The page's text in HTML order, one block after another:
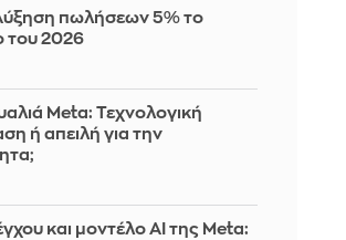
πωλήσεων 5% το
του 2026
Meta: Τεχνολογική
ή απειλή για την
και μοντέλο AI της Meta: